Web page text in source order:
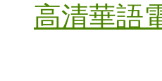
高清華語